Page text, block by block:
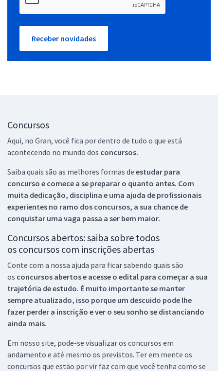
Receber novidades
Concursos
Aqui, no Gran, você fica por dentro de tudo o que está
acontecendo no mundo dos concursos.
Saiba quais são as melhores formas de estudar para
concurso e comece a se preparar o quanto antes. Com
muita dedicação, disciplina e uma ajuda de profissionais
experientes no ramo dos concursos, a sua chance de
conquistar uma vaga passa a ser bem maior.
Concursos abertos: saiba sobre todos
os concursos com inscrições abertas
Conte com a nossa ajuda para ficar sabendo quais são
os concursos abertos e acesse o edital para começar a sua
trajetória de estudo. É muito importante se manter
sempre atualizado, isso porque um descuido pode lhe
fazer perder a inscrição e ver o seu sonho se distanciando
ainda mais.
Em nosso site, pode-se visualizar os concursos em
andamento e até mesmo os previstos. Ter em mente os
concursos que estão por vir faz com que você tenha como se